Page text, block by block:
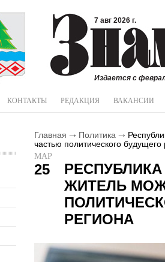
7 авг 2026 г.
Издается с
КОНТАКТЫ РЕДАКЦИЯ ВАКАНСИИ
Главная Политика
частью политического будущего
МАР
25
ЖИТЕЛЬ
РЕГИОНА